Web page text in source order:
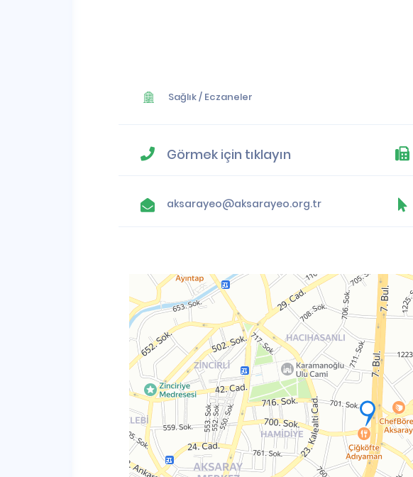
Sağlık/ Eczaneler
Görmek için tıklayın
aksarayeo@aksarayeo.org.tr